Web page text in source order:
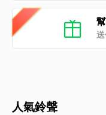
人氣鈴聲